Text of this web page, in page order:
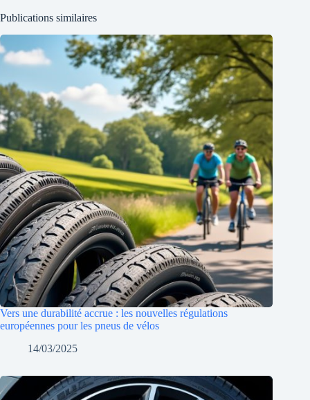
Publications similaires
Vers une durabilité accrue : les nouvelles régulations
européennes pour les pneus de vélos
14/03/2025